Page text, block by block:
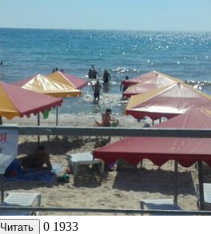
Читать 0 1933